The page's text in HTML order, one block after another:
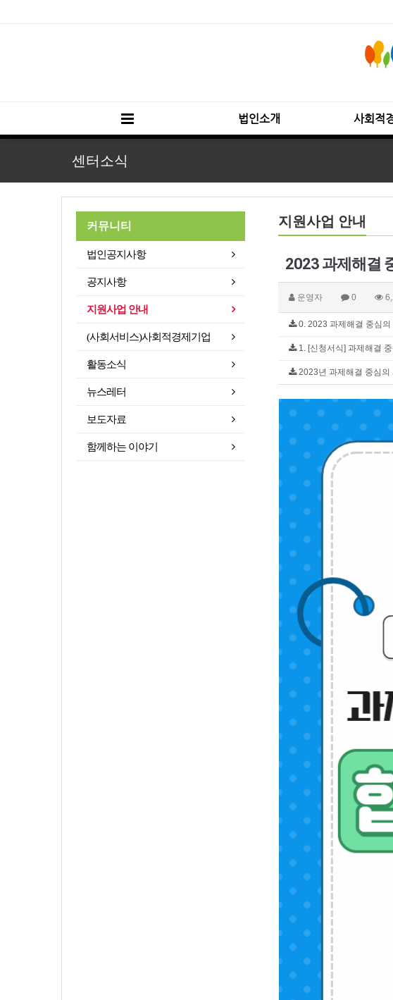
법인소개 사회적
센터소식
지원사업 안내
2023 과제해결
운영자 0
0. 2023 과제해결 중심의
1. [신청서식] 과제해결
2023년 과제해결 중심의
커뮤니티
법인공지사항
공지사항
지원사업 안내
(사회서비스)사회적경제기업
활동소식
뉴스레터
보도자료
함께하는 이야기